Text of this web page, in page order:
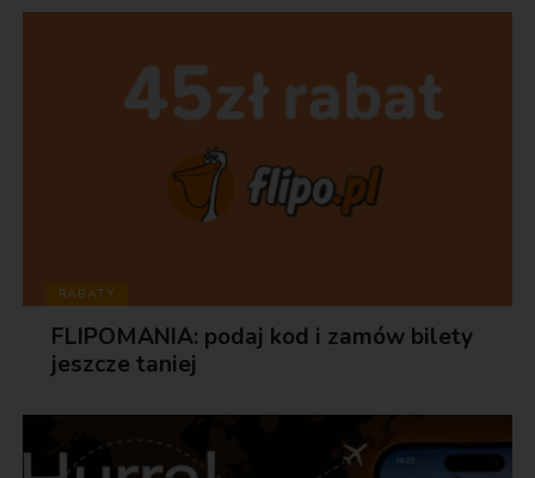
RABATY
FLIPOMANIA: podaj kod i zamów bilety
jeszcze taniej